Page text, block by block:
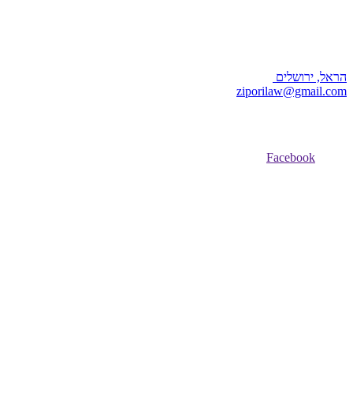
הראל, ירושלים
ziporilaw@gmail.com
Facebook